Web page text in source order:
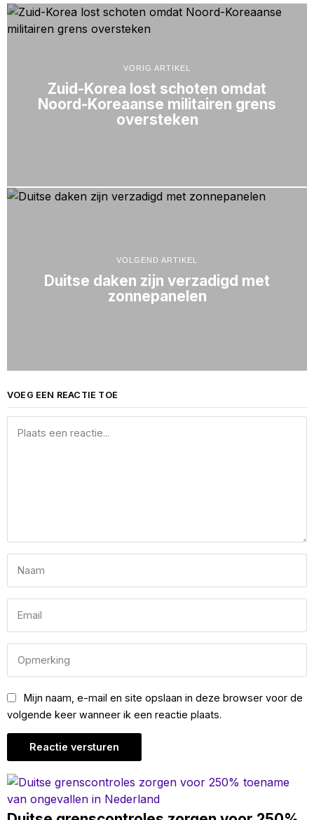
VORIG ARTIKEL
Zuid-Korea lost schoten omdat
Noord-Koreaanse militairen grens
oversteken
VOLGEND ARTIKEL
Duitse daken zijn verzadigd met
zonnepanelen
VOEG EEN REACTIE TOE
Mijn naam, e-mail en site opslaan in deze browser voor de
volgende keer wanneer ik een reactie plaats.